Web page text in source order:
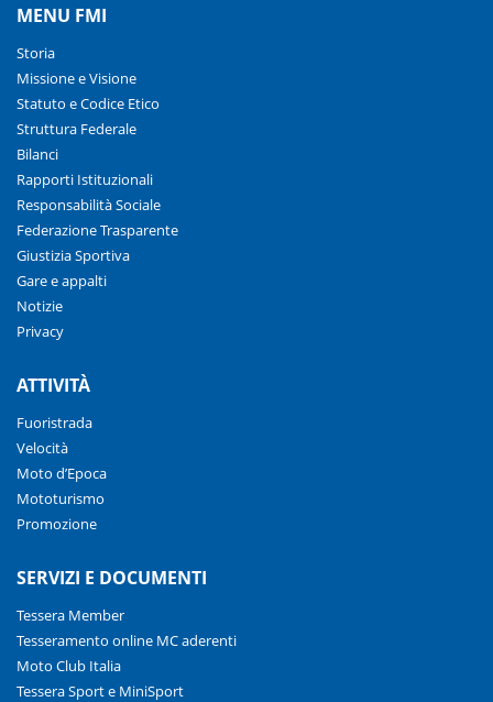
MENU FMI
Storia
Missione e Visione
Statuto e Codice Etico
Struttura Federale
Bilanci
Rapporti Istituzionali
Responsabilità Sociale
Federazione Trasparente
Giustizia Sportiva
Gare e appalti
Notizie
Privacy
ATTIVITÀ
Fuoristrada
Velocità
Moto d’Epoca
Mototurismo
Promozione
SERVIZI E DOCUMENTI
Tessera Member
Tesseramento online MC aderenti
Moto Club Italia
Tessera Sport e MiniSport